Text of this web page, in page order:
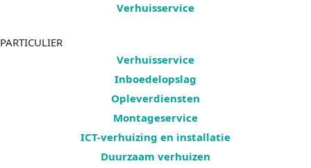
Verhuisservice
PARTICULIER
Verhuisservice
Inboedelopslag
Opleverdiensten
Montageservice
ICT-verhuizing en installatie
Duurzaam verhuizen